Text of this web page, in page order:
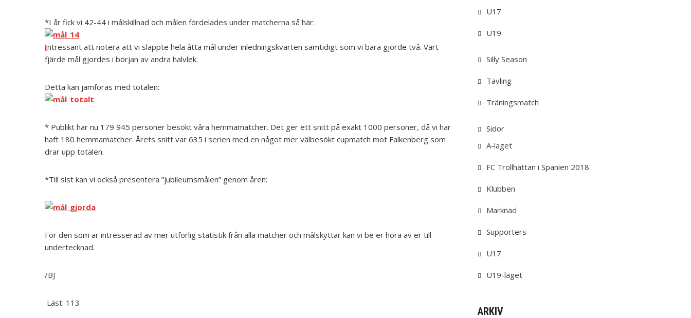
*I år fick vi 42-44 i målskillnad och målen fördelades under matcherna så här:
Intressant att notera att vi släppte hela åtta mål under inledningskvarten samtidigt som vi bara gjorde två. Vart
fjärde mål gjordes i början av andra halvlek.
Detta kan jämföras med totalen:
* Publikt har nu 179 945 personer besökt våra hemmamatcher. Det ger ett snitt på exakt 1000 personer, då vi har
haft 180 hemmamatcher. Årets snitt var 635 i serien med en något mer välbesökt cupmatch mot Falkenberg som
drar upp totalen.
*Till sist kan vi också presentera ”jubileumsmålen” genom åren:
För den som är intresserad av mer utförlig statistik från alla matcher och målskyttar kan vi be er höra av er till
undertecknad.
/BJ
Läst: 113
U17
U19
Silly Season
Tävling
Träningsmatch
Sidor
A-laget
FC Trollhättan i Spanien 2018
Klubben
Marknad
Supporters
U17
U19-laget
ARKIV